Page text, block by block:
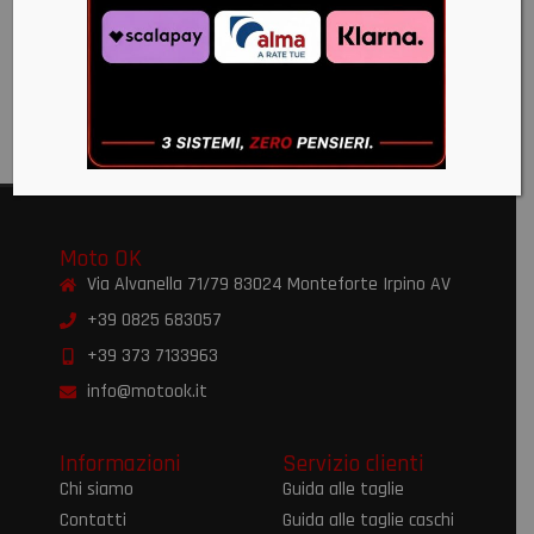
(NERO
LUCIDO)
E2206
€209,00
Moto OK
Via Alvanella 71/79 83024 Monteforte Irpino AV
+39 0825 683057
+39 373 7133963
info@motook.it
Informazioni
Chi siamo
Contatti
Servizio clienti
Guida alle taglie
Guida alle taglie caschi